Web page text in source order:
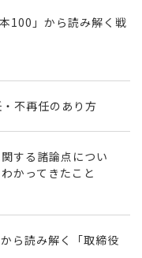
100」から読み解く戦
不再任のあり方
する諸論点につい
かってきたこと
ら読み解く「取締役